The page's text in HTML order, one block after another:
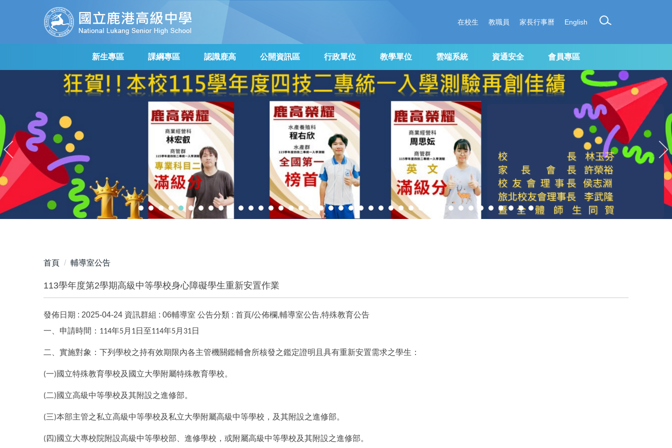
要
新生專區 課綱專區 認識鹿高 公開資訊區 行政單位 教學單位 雲端系統 資通安全 會員專區
在校生 教職員 家長行事曆 English
首頁 輔導室公告
113學年度第2學期高級中等學校身心障礙學生重新安置作業
發佈日期 : 2025-04-24 資訊群組 : 06輔導室 公告分類 : 首頁/公佈欄,輔導室公告,特殊教育公告
一、申請時間： 114年5月 1日至114年5月 31日
二、實施對象：下列學校之持有效期限內各主管機關鑑輔會所核發之鑑定證明且具有重新安置需求之學生：
(一)國立特殊教育學校及國立大學附屬特殊教育學校。
(二)國立高級中等學校及其附設之進修部。
(三)本部主管之私立高級中等學校及私立大學附屬高級中等學校，及其附設之進修部。
( 四)國立大專校院附設高級中等學校部、進修學校，或附屬高級中等學校及其附設之進修部。